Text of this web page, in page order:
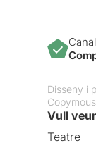
Disseny i
Vull
Teatre